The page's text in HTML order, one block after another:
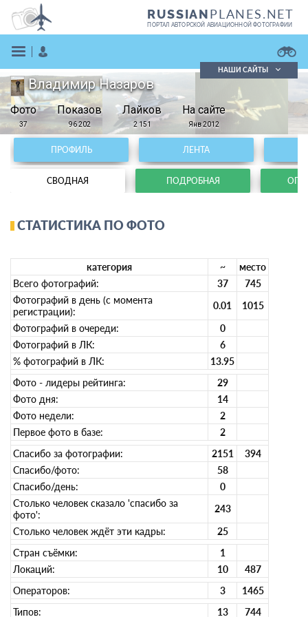
RUSSIANPLANES.NET
ПОРТАЛ АВТОРСКОЙ АВИАЦИОННОЙ ФОТОГРАФИИ
Поиск фотографий
Поиск в реестре
Кратко
Подробно
НАШИ САЙТЫ
Владимир Назаров
Фото
37
Показов
96 202
Лайков
2 151
На сайте
Янв 2012
ПРОФИЛЬ ЛЕНТА
СВОДНАЯ ПОДРОБНАЯ
СТАТИСТИКА ПО ФОТО
категория ~
место
Всего фотографий:
37
745
Фотографий в день (с момента
регистрации):
0.01
1015
Фотографий в очереди:
0
Фотографий в ЛК:
6
% фотографий в ЛК:
13.95
Фото - лидеры рейтинга:
29
Фото дня:
14
Фото недели:
2
Первое фото в базе:
2
Спасибо за фотографии:
2151
394
Спасибо/фото:
58
Спасибо/день:
0
Столько человек сказало 'спасибо за
фото':
243
Столько человек ждёт эти кадры:
25
Стран съёмки:
1
Локаций:
10
487
Операторов:
3
1465
Типов:
13 744